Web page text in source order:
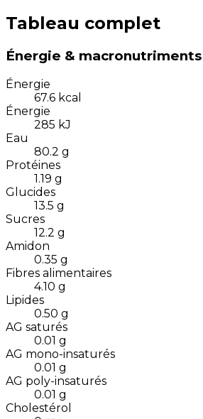
Tableau complet
Énergie & macronutriments
Énergie
67.6 kcal
Énergie
285 kJ
Eau
80.2 g
Protéines
1.19 g
Glucides
13.5 g
Sucres
12.2 g
Amidon
0.35 g
Fibres alimentaires
4.10 g
Lipides
0.50 g
AG saturés
0.01 g
AG mono-insaturés
0.01 g
AG poly-insaturés
0.01 g
Cholestérol